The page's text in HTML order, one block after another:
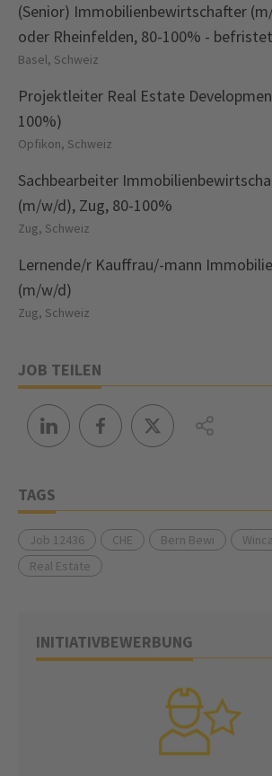
(Senior) Immobilienbewirtschafter
oder Rheinfelden, 80-100% - befristet
Basel, Schweiz
Projektleiter Real Estate
100%)
Opfikon, Schweiz
Sachbearbeiter
(m/w/d), Zug, 80-100%
Zug, Schweiz
Lernende/r Kauffrau/-mann
(m/w/d)
Zug, Schweiz
JOB TEILEN
TAGS
Job 12436 CHE Bern Bewi
Real Estate
INITIATIVBEWERBUNG